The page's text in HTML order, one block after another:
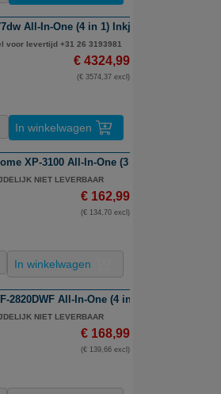
All-In-One (4 in 1) Inkjetprinter | A4 |
voor levertijd +31 26 3193981
€ 4324,99
(€ 3574,37 excl)
In winkelwagen
XP-3100 All-In-One (3 in 1) Inkjetprinter
NIET LEVERBAAR
€ 162,99
(€ 134,70 excl)
In winkelwagen
2820DWF All-In-One (4 in 1) Inkjetprinter |
NIET LEVERBAAR
€ 168,99
(€ 139,66 excl)